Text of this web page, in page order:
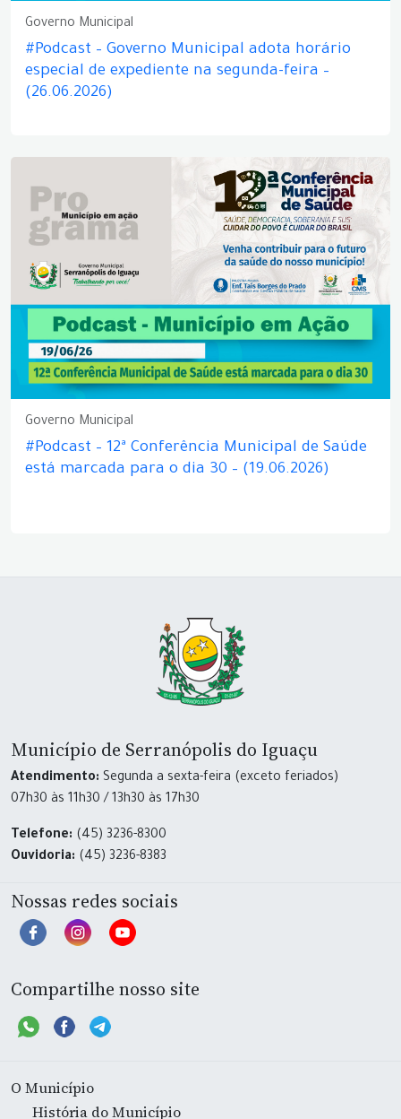
Governo Municipal
#Podcast – Governo Municipal adota horário
especial de expediente na segunda-feira –
(26.06.2026)
Governo Municipal
#Podcast – 12ª Conferência Municipal de Saúde
está marcada para o dia 30 – (19.06.2026)
Município de Serranópolis do Iguaçu
Atendimento: Segunda a sexta-feira (exceto feriados)
07h30 às 11h30 / 13h30 às 17h30
Telefone: (45) 3236-8300
Ouvidoria: (45) 3236-8383
Nossas redes sociais
Compartilhe nosso site
O Município
História do Município